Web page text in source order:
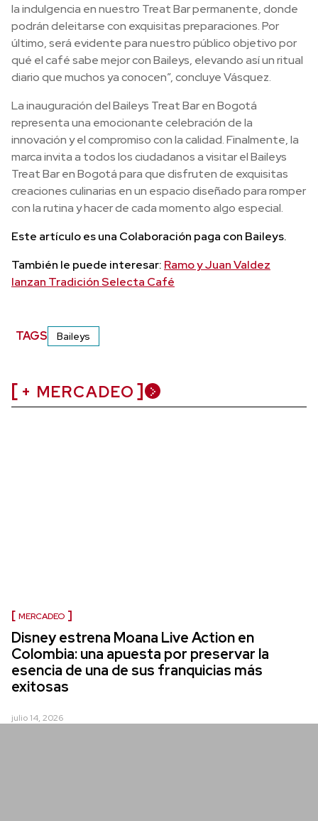
la indulgencia en nuestro Treat Bar permanente, donde
podrán deleitarse con exquisitas preparaciones. Por
último, será evidente para nuestro público objetivo por
qué el café sabe mejor con Baileys, elevando así un ritual
diario que muchos ya conocen”, concluye Vásquez.
La inauguración del Baileys Treat Bar en Bogotá
representa una emocionante celebración de la
innovación y el compromiso con la calidad. Finalmente, la
marca invita a todos los ciudadanos a visitar el Baileys
Treat Bar en Bogotá para que disfruten de exquisitas
creaciones culinarias en un espacio diseñado para romper
con la rutina y hacer de cada momento algo especial.
Este artículo es una Colaboración paga con Baileys.
También le puede interesar: Ramo y Juan Valdez
lanzan Tradición Selecta Café
TAGS Baileys
+ MERCADEO
MERCADEO
Disney estrena Moana Live Action en
Colombia: una apuesta por preservar la
esencia de una de sus franquicias más
exitosas
julio 14, 2026